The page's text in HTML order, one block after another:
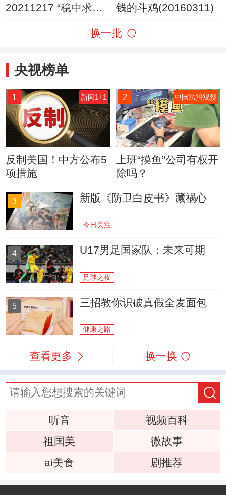
20211217 “稳中求
钱的斗鸡(20160311)
换一批
央视榜单
1 新闻1+1
反制美国！中方公布5
项措施
2 中国法治观察
上班“摸鱼”公司有权开
除吗？
3 新版《防卫白皮书》藏祸心
今日关注
4 U17男足国家队：未来可期
足球之夜
5 三招教你识破真假全麦面包
健康之路
查看更多 换一换
听音
视频百科
祖国美
微故事
ai美食
剧推荐